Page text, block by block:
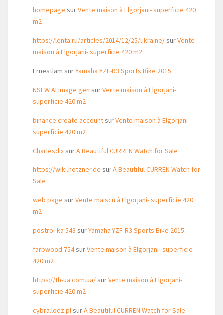
homepage surVente maison à Elgorjani- superficie 420
m2
https://lenta.ru/articles/2014/12/25/ukraine/surVente
maison à Elgorjani- superficie 420 m2
Ernestlam surYamaha YZF-R3 Sports Bike 2015
NSFW AI image gen surVente maison à Elgorjani-
superficie 420 m2
binance create accountsurVente maison à Elgorjani-
superficie 420 m2
CharlesdixsurA Beautiful CURREN Watch for Sale
https://wiki.hetzner.de surA Beautiful CURREN Watch for
Sale
web page surVente maison à Elgorjani- superficie 420
m2
postroi-ka 543 surYamaha YZF-R3 Sports Bike 2015
farbwood 754surVente maison à Elgorjani- superficie
420 m2
https://th-ua.com.ua/surVente maison à Elgorjani-
superficie 420 m2
cybra.lodz.plsurA Beautiful CURREN Watch for Sale